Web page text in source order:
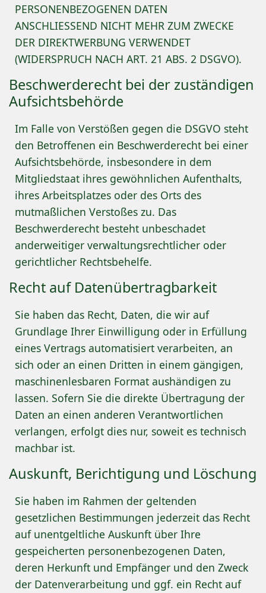
PERSONENBEZOGENEN DATEN
ANSCHLIESSEND NICHT MEHR ZUM ZWECKE
DER DIREKTWERBUNG VERWENDET
(WIDERSPRUCH NACH ART. 21 ABS. 2 DSGVO).
Beschwerde­recht bei der zuständigen
Aufsichts­behörde
Im Falle von Verstößen gegen die DSGVO steht
den Betroffenen ein Beschwerderecht bei einer
Aufsichtsbehörde, insbesondere in dem
Mitgliedstaat ihres gewöhnlichen Aufenthalts,
ihres Arbeitsplatzes oder des Orts des
mutmaßlichen Verstoßes zu. Das
Beschwerderecht besteht unbeschadet
anderweitiger verwaltungsrechtlicher oder
gerichtlicher Rechtsbehelfe.
Recht auf Daten­übertrag­barkeit
Sie haben das Recht, Daten, die wir auf
Grundlage Ihrer Einwilligung oder in Erfüllung
eines Vertrags automatisiert verarbeiten, an
sich oder an einen Dritten in einem gängigen,
maschinenlesbaren Format aushändigen zu
lassen. Sofern Sie die direkte Übertragung der
Daten an einen anderen Verantwortlichen
verlangen, erfolgt dies nur, soweit es technisch
machbar ist.
Auskunft, Berichtigung und Löschung
Sie haben im Rahmen der geltenden
gesetzlichen Bestimmungen jederzeit das Recht
auf unentgeltliche Auskunft über Ihre
gespeicherten personenbezogenen Daten,
deren Herkunft und Empfänger und den Zweck
der Datenverarbeitung und ggf. ein Recht auf